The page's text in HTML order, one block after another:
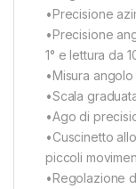
•Precisione
•Precisione
1° e lettura da
•Misura
•Scala
•Ago di
•Cuscinetto
piccoli
•Regolazione